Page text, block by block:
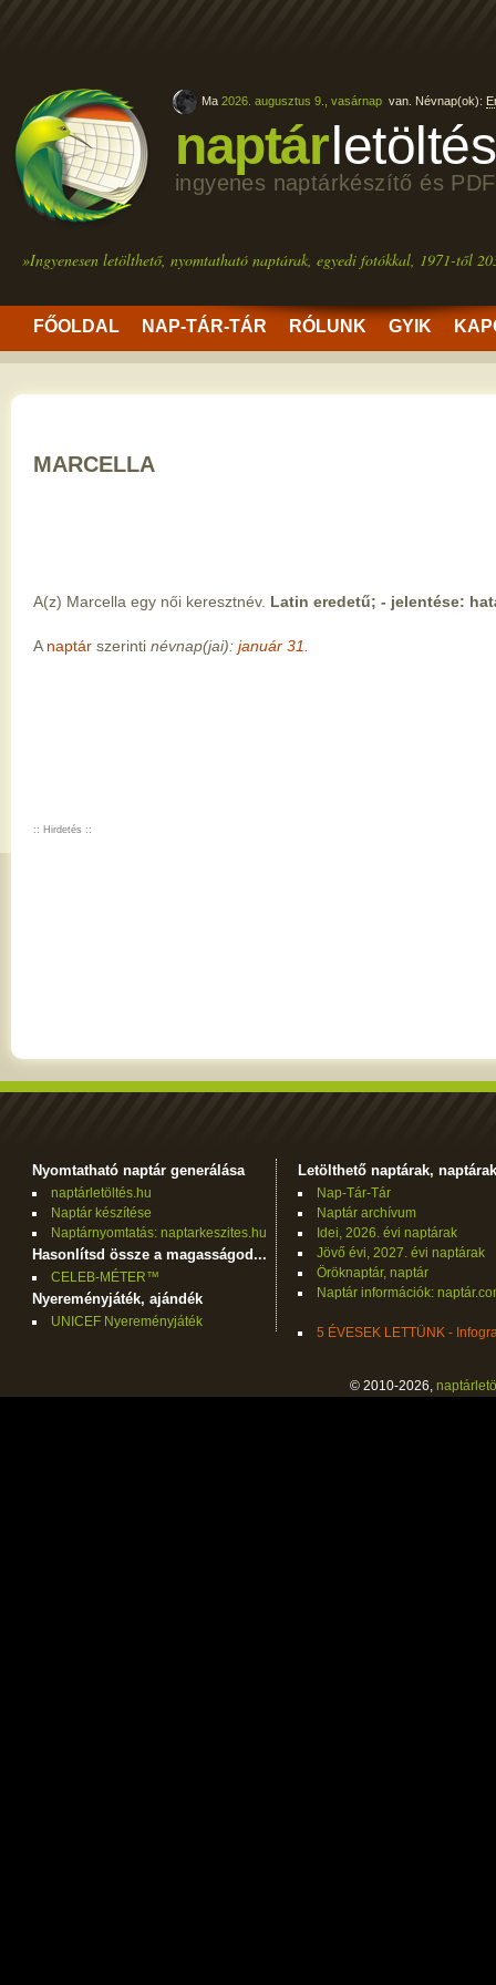
naptárletöltés
ingyenes naptárkészítő és
»Ingyenesen letölthető, nyomtatható naptárak, egyedi fotókkal, 1971-től
FŐOLDAL NAP-TÁR-TÁR RÓLUNK GYIK
Ma 2026. augusztus 9., vasárnap van. Névnap(ok):
MARCELLA
A(z) Marcella egy női keresztnév. Latin eredetű; - jelentése:
A naptár szerinti névnap(jai): január 31.
:: Hirdetés ::
Nyomtatható naptár generálása
naptárletöltés.hu
Naptár készítése
Naptárnyomtatás: naptarkeszites.hu
Hasonlítsd össze a magasságod...
CELEB-MÉTER™
Nyereményjáték, ajándék
UNICEF Nyereményjáték
Letölthető naptárak, naptárak
Nap-Tár-Tár
Naptár archívum
Idei, 2026. évi naptárak
Jövő évi, 2027. évi naptárak
Öröknaptár, naptár
Naptár információk:
5 ÉVESEK LETTÜNK -
© 2010-2026,